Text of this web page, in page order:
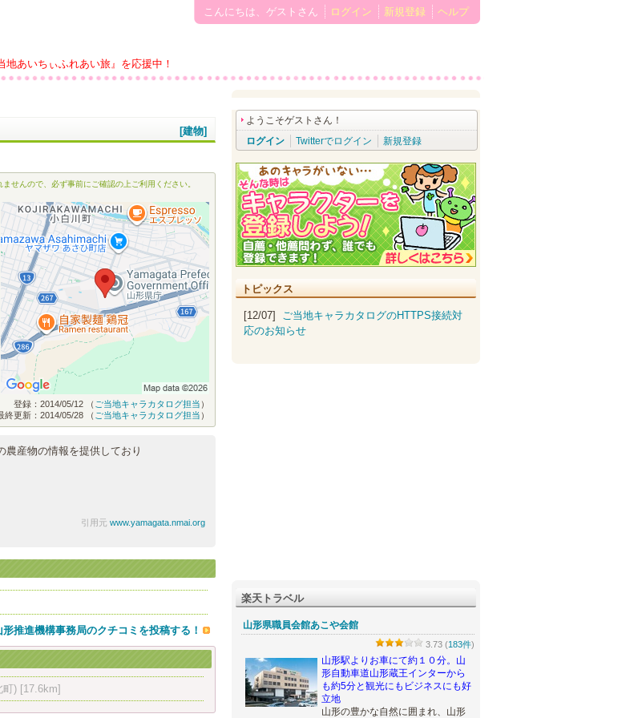
地あいちぃふれあい旅』を応援中！
こんにちは、ゲストさん ログイン 新規登録 ヘルプ
[建物]
せんので、必ず事前にご確認の上ご利用ください。
登録：2014/05/12 （ ご当地キャラカタログ担当 ）
終更新：2014/05/28 （ ご当地キャラカタログ担当 ）
農産物の情報を提供しており
引用元 www.yamagata.nmai.org
形推進機構事務局のクチコミを投稿する！
町) [17.6km]
ようこそゲストさん！
ログイン
Twitterでログイン 新規登録
トピックス
[12/07] ご当地キャラカタログのHTTPS接続対
応のお知らせ
楽天トラベル
山形県職員会館あこや会館
3.73 (183件)
山形駅よりお車にて約１０分。山
形自動車道山形蔵王インターから
も約5分と観光にもビジネスにも好
立地
山形の豊かな自然に囲まれ、山形